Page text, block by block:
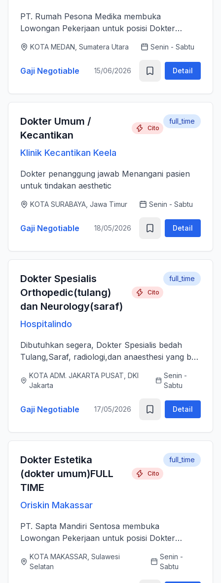
PT. Rumah Pesona Medika membuka
Lowongan Pekerjaan untuk posisi Dokter
layanan medis estetika yang aman, profesional
dan berkualitas tinggi sesuai standar k...
KOTA MEDAN, Sumatera Utara Senin - Sabtu
Gaji Negotiable 15/06/2026 Detail
Dokter Umum /
Kecantikan
Cito
Klinik Kecantikan Keela
full_time
Dokter penanggung jawab Menangani pasien
untuk tindakan aesthetic
KOTA SURABAYA, Jawa Timur Senin - Sabtu
Gaji Negotiable 18/05/2026 Detail
Dokter Spesialis
Orthopedic(tulang)
dan Neurology(saraf)
Cito
Hospitalindo
full_time
Dibutuhkan segera, Dokter Spesialis bedah
Tulang,Saraf, radiologi,dan anaesthesi yang bs
ramah dan berjiwa sosial. Bersedia bergabung
KOTA ADM. JAKARTA PUSAT, DKI
Jakarta
Senin -
Sabtu
Gaji Negotiable 17/05/2026 Detail
Dokter Estetika
(dokter umum)FULL
TIME
Cito
Oriskin Makassar
full_time
PT. Sapta Mandiri Sentosa membuka
Lowongan Pekerjaan untuk posisi Dokter
jawab memberikan layanan medis estetika yang
KOTA MAKASSAR, Sulawesi
Selatan
Senin -
Sabtu